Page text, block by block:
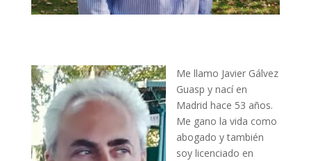
Me llamo Javier Gálvez
Guasp y nací en
Madrid hace 53 años.
Me gano la vida como
abogado y también
soy licenciado en